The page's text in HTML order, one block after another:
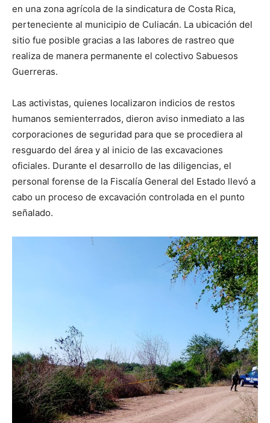
en una zona agrícola de la sindicatura de Costa Rica,
perteneciente al municipio de Culiacán. La ubicación del
sitio fue posible gracias a las labores de rastreo que
realiza de manera permanente el colectivo Sabuesos
Guerreras.
Las activistas, quienes localizaron indicios de restos
humanos semienterrados, dieron aviso inmediato a las
corporaciones de seguridad para que se procediera al
resguardo del área y al inicio de las excavaciones
oficiales. Durante el desarrollo de las diligencias, el
personal forense de la Fiscalía General del Estado llevó a
cabo un proceso de excavación controlada en el punto
señalado.